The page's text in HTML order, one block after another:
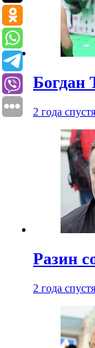
Богдан
2 года спустя
Разин
2 года спустя